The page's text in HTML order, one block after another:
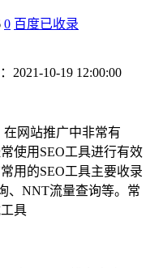
0 百度已收录
2021-10-19 12:00:00
在网站推广中非常有
使用SEO工具进行有效
用的SEO工具主要收录
、NNT流量查询等。常
具